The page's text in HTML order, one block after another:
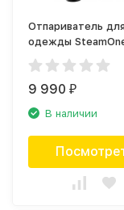
Отпариватель для
одежды
EUNS150B
9 990₽
В наличии